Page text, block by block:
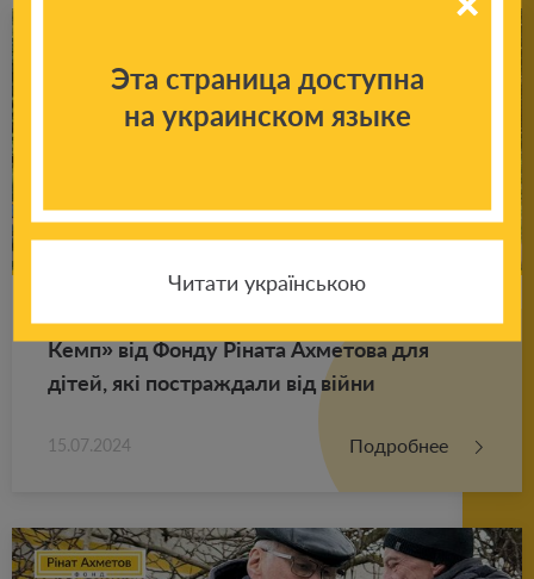
Кемп» від Фонду Ріната Ах­ме­то­ва для
дітей, які по­ст­раж­да­ли від війни
15.07.2024 Подробнее
Эта страница доступна
на украинском языке
Читати українською